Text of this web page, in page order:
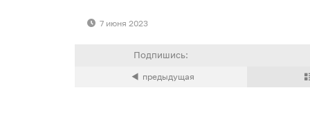
7 июня 2023